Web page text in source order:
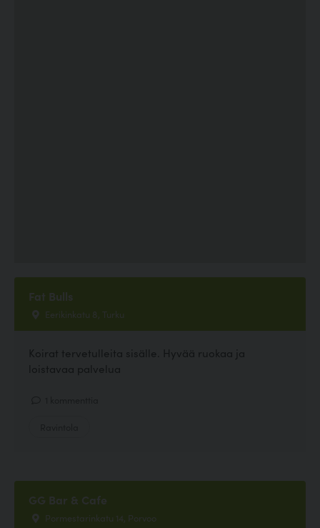
Fat Bulls
Eerikinkatu 8, Turku
Koirat tervetulleita sisälle. Hyvää ruokaa ja
loistavaa palvelua
GG Bar & Cafe
Pormestarinkatu 14, Porvoo